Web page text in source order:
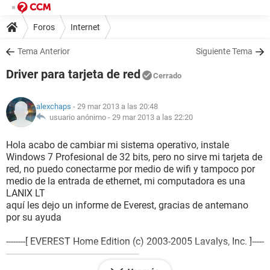
Foros Internet
Tema Anterior Siguiente Tema
Driver para tarjeta de red Cerrado
alexchaps - 29 mar 2013 a las 20:48
usuario anónimo - 29 mar 2013 a las 22:20
Hola acabo de cambiar mi sistema operativo, instale
Windows 7 Profesional de 32 bits, pero no sirve mi tarjeta de
red, no puedo conectarme por medio de wifi y tampoco por
medio de la entrada de ethernet, mi computadora es una
LANIX LT
aquí les dejo un informe de Everest, gracias de antemano
por su ayuda
--------[ EVEREST Home Edition (c) 2003-2005 Lavalys, Inc. ]-----
-------------------------------------------------------